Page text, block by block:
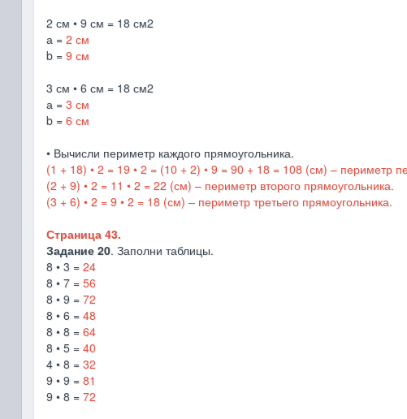
2 см • 9 см = 18 см2
а = 2 см
b = 9 см
3 см • 6 см = 18 см2
а = 3 см
b = 6 см
• Вычисли периметр каждого прямоугольника.
(1 + 18) • 2 = 19 • 2 = (10 + 2) • 9 = 90 + 18 = 108 (см) – периметр
(2 + 9) • 2 = 11 • 2 = 22 (см) – периметр второго прямоугольника.
(3 + 6) • 2 = 9 • 2 = 18 (см) – периметр третьего прямоугольника.
Страница 43.
Задание 20. Заполни таблицы.
8 • 3 = 24
8 • 7 = 56
8 • 9 = 72
8 • 6 =48
8 • 8 = 64
8 • 5 = 40
4 • 8 = 32
9 • 9 = 81
9 • 8 = 72